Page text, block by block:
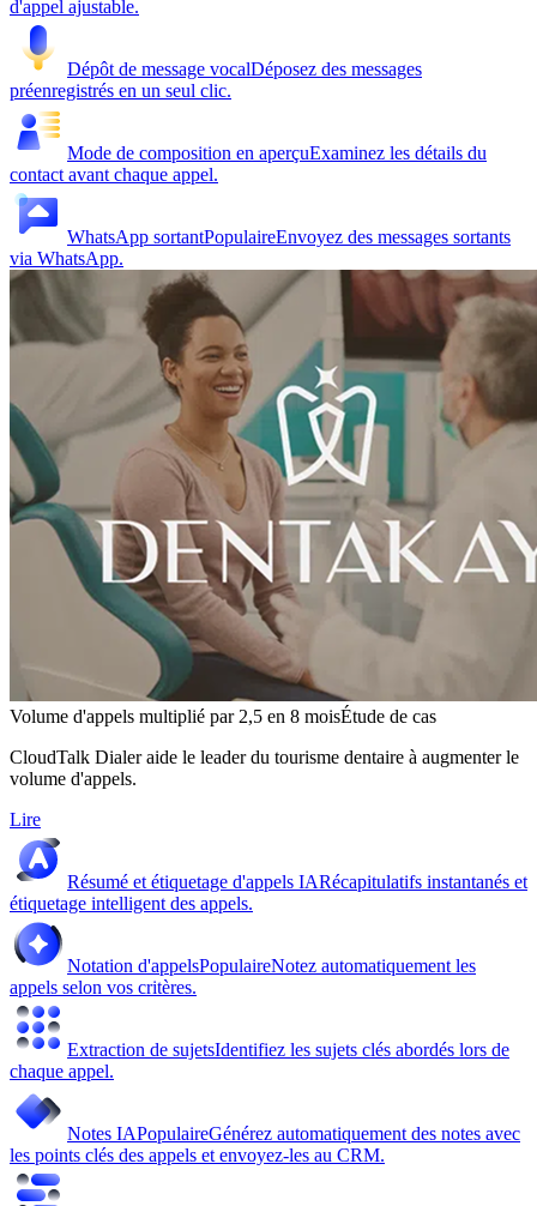
d'appel ajustable.
Dépôt de message vocalDéposez des messages
préenregistrés en un seul clic.
Mode de composition en aperçuExaminez les détails du
contact avant chaque appel.
WhatsApp sortantPopulaireEnvoyez des messages sortants
via WhatsApp.
Volume d'appels multiplié par 2,5 en 8 moisÉtude de cas
CloudTalk Dialer aide le leader du tourisme dentaire à augmenter le
volume d'appels.
Lire
Résumé et étiquetage d'appels IARécapitulatifs instantanés et
étiquetage intelligent des appels.
Notation d'appelsPopulaireNotez automatiquement les
appels selon vos critères.
Extraction de sujetsIdentifiez les sujets clés abordés lors de
chaque appel.
Notes IAPopulaireGénérez automatiquement des notes avec
les points clés des appels et envoyez-les au CRM.